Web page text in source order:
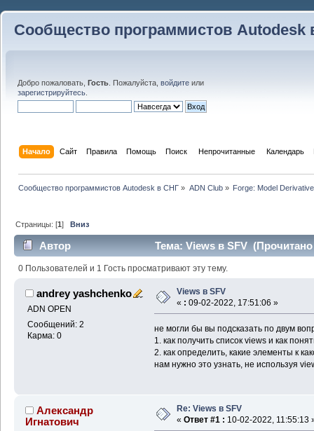
Сообщество программистов Autodesk
Добро пожаловать, Гость . Пожалуйста, войдите или
зарегистрируйтесь
Начало Сайт Правила Помощь Поиск Непрочитанные Календарь
Сообщество программистов Autodesk в СНГ » ADN Club» Forge: Model
Страницы: [1]Вниз
Автор Тема: Views в SFV (Прочитано
0 Пользователей и 1 Гость просматривают эту тему.
andrey yashchenko
ADN OPEN
Сообщений: 2
Карма: 0
Views в SFV
« : 09-02-2022, 17:51:06 »
не могли бы вы подсказать по двум
1. как получить список views и как
2. как определить, какие элементы к
нам нужно это узнать, не используя
Александр
Игнатович
Re: Views в SFV
« Ответ #1 : 10-02-2022, 11:55:13